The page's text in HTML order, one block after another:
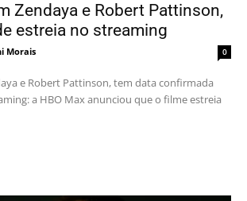
Zendaya e Robert Pattinson,
estreia no streaming
Morais 0
e Robert Pattinson, tem data confirmada
a HBO Max anunciou que o filme estreia